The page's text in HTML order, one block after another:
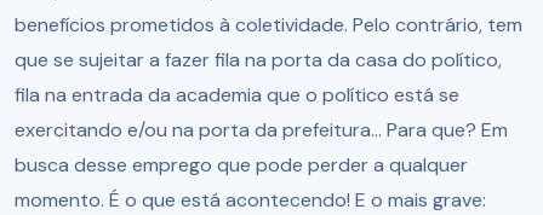
benefícios prometidos à coletividade. Pelo contrário, tem
que se sujeitar a fazer fila na porta da casa do político,
fila na entrada da academia que o político está se
exercitando e/ou na porta da prefeitura... Para que? Em
busca desse emprego que pode perder a qualquer
momento. É o que está acontecendo! E o mais grave: